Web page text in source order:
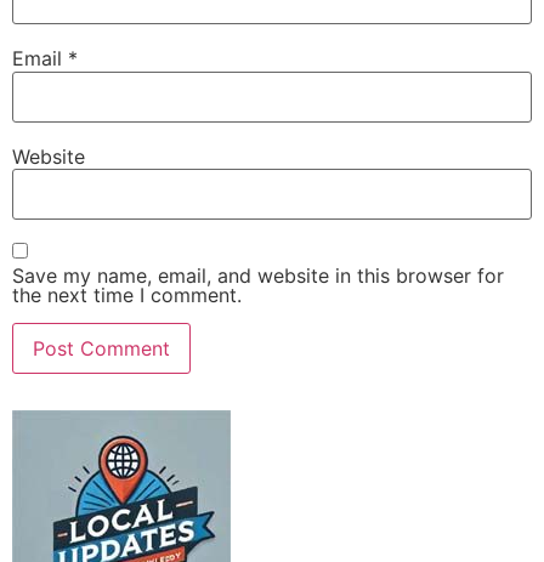
Email *
Website
Save my name, email, and website in this browser for
the next time I comment.